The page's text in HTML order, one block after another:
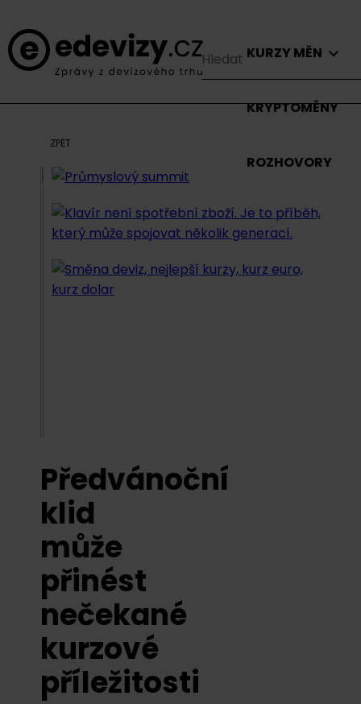
KURZY MĚN
KRYPTOMĚNY
ROZHOVORY
ZPĚT
Předvánoční
klid
může
přinést
nečekané
kurzové
příležitosti